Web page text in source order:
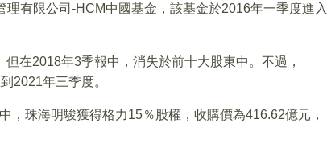
有限公司-HCM中國基金，該基金於2016年一季度進入
在2018年3季報中，消失於前十大股東中。不過，
2021年三季度。
，珠海明駿獲得格力15％股權，收購價為416.62億元，